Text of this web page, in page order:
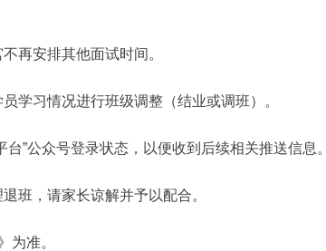
再安排其他面试时间。
学习情况进行班级调整（结业或调班）。
”公众号登录状态，以便收到后续相关推送信息。
班，请家长谅解并予以配合。
为准。